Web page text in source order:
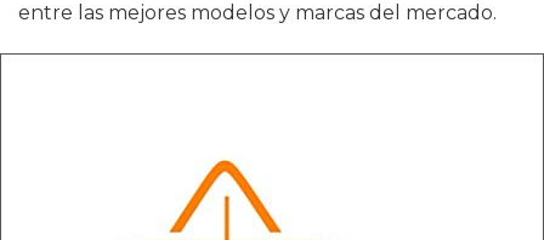
entre las mejores modelos y marcas del mercado.